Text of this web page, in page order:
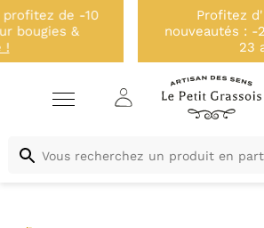
Profitez d'un déstockage
nouveautés : -20% sur une
J'en